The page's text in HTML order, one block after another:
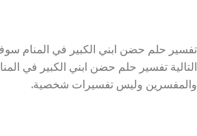
تفسير حلم حضن ابني الكبير في المنام
التالية تفسير حلم حضن ابني الكبير في
والمفسرين وليس تفسيرات شخصية.